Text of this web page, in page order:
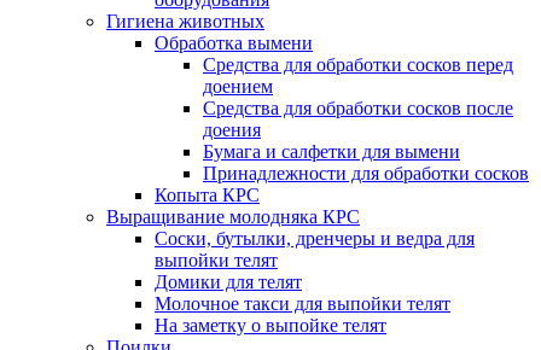
Гигиена животных
Обработка вымени
Средства для обработки сосков перед
доением
Средства для обработки сосков после
доения
Бумага и салфетки для вымени
Принадлежности для обработки сосков
Копыта КРС
Выращивание молодняка КРС
Соски, бутылки, дренчеры и ведра для
выпойки телят
Домики для телят
Молочное такси для выпойки телят
На заметку о выпойке телят